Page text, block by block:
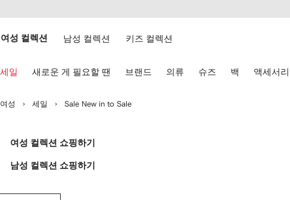
건
기
웹
근
여성 컬렉션 남성 컬렉션 키즈 컬렉션
세일 새로운 게 필요할 땐 브랜드 의류 슈즈 백 액세서리
여성 세일 Sale New in to Sale
여성 컬렉션 쇼핑하기
남성 컬렉션 쇼핑하기